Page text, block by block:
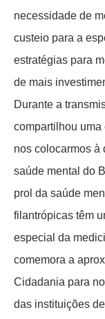
necessidade de
custeio para a
estratégias para
de mais
Durante a
compartilhou
nos colocarmos à
saúde mental do
prol da saúde
filantrópicas têm
especial da
comemora a
Cidadania para
das instituições